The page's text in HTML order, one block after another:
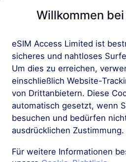
Erste
Ihr Gerät
Überprüfen
Willkommen
eSIM Access Limited ist
sicheres und nahtloses
Um dies zu erreichen,
einschließlich Website-
von Drittanbietern. Diese
automatisch gesetzt, wenn
besuchen und bedürfen
ausdrücklichen Zustimmung.
Für weitere Informationen